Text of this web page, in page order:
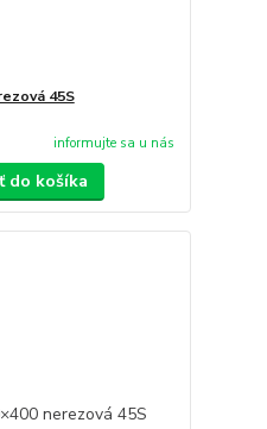
45S
informujte sa u nás
do košíka